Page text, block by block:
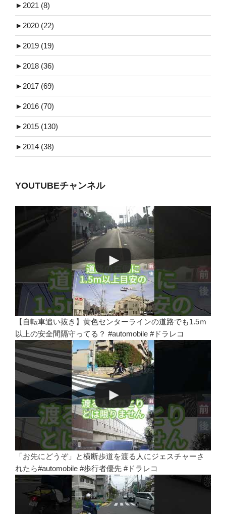
► 2021 (8)
► 2020 (22)
► 2019 (19)
► 2018 (36)
► 2017 (69)
► 2016 (70)
► 2015 (130)
► 2014 (38)
YOUTUBEチャンネル
【自転車追い抜き】黄色センターラインの道路でも1.5ｍ
以上の安全間隔守ってる？ #automobile #ドラレコ
「お先にどうぞ」と横断歩道を渡る人にジェスチャーさ
れたら#automobile #歩行者優先 #ドラレコ